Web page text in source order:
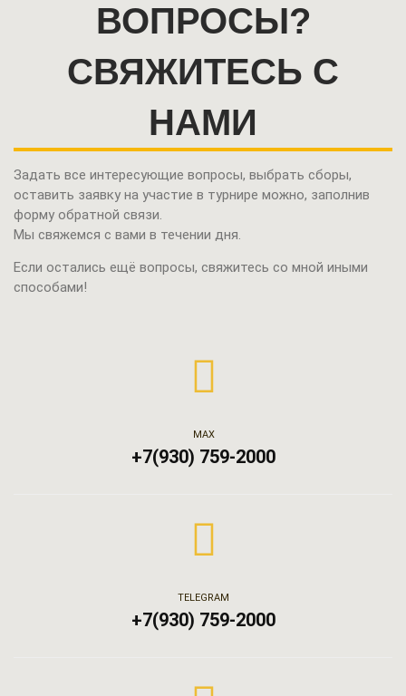
ВОПРОСЫ?
СВЯЖИТЕСЬ С
НАМИ
Задать все интересующие вопросы, выбрать сборы,
оставить заявку на участие в турнире можно, заполнив
форму обратной связи.
Мы свяжемся с вами в течении дня.
Если остались ещё вопросы, свяжитесь со мной иными
способами!
МАХ
+7(930) 759-2000
TELEGRAM
+7(930) 759-2000